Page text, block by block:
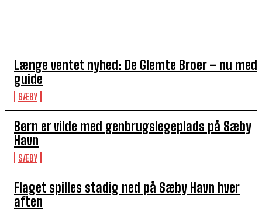
Længe ventet nyhed: De Glemte Broer – nu med
guide
SÆBY
Børn er vilde med genbrugslegeplads på Sæby
Havn
SÆBY
Flaget spilles stadig ned på Sæby Havn hver
aften